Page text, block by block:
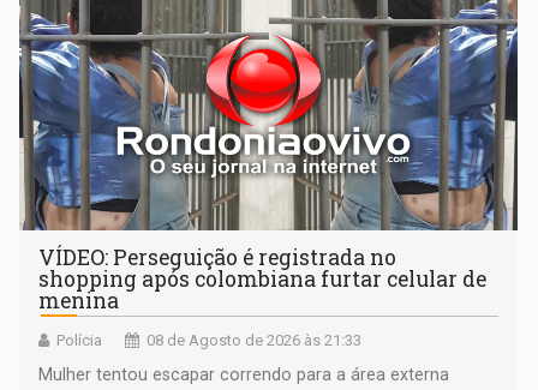
VÍDEO: Perseguição é registrada no
shopping após colombiana furtar celular de
menina
Polícia 08 de Agosto de 2026 às 21:33
Mulher tentou escapar correndo para a área externa